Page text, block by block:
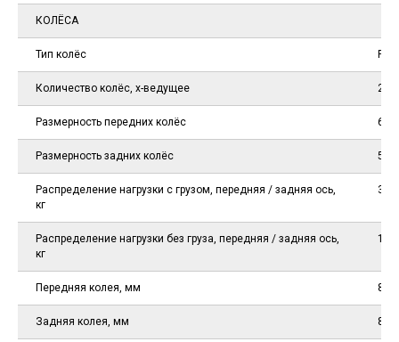
КОЛЁСА
Тип колёс PN
Количество колёс, х-ведущее 2х /
Размерность передних колёс
Размерность задних колёс
Распределение нагрузки с грузом, передняя / задняя ось,
кг
Распределение нагрузки без груза, передняя / задняя ось,
кг
Передняя колея, мм 890
Задняя колея, мм 895